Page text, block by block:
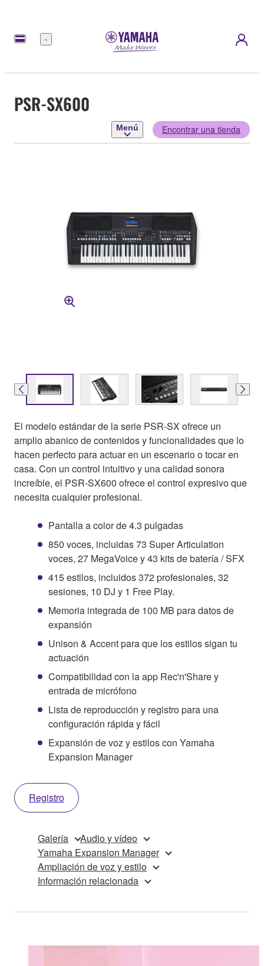
Menú
PSR-SX600
Menú Encontrar una tienda
El modelo estándar de la serie PSR-SX ofrece un
amplio abanico de contenidos y funcionalidades que lo
hacen perfecto para actuar en un escenario o tocar en
casa. Con un control intuitivo y una calidad sonora
increíble, el PSR-SX600 ofrece el control expresivo que
necesita cualquier profesional.
Pantalla a color de 4.3 pulgadas
850 voces, incluidas 73 Super Articulation
voces, 27 MegaVoice y 43 kits de batería / SFX
415 estilos, incluidos 372 profesionales, 32
sesiones, 10 DJ y 1 Free Play.
Memoria integrada de 100 MB para datos de
expansión
Unison & Accent para que los estilos sigan tu
actuación
Compatibilidad con la app Rec'n'Share y
entrada de micrófono
Lista de reproducción y registro para una
configuración rápida y fácil
Expansión de voz y estilos con Yamaha
Expansion Manager
Registro
Galería
Audio y vídeo
Yamaha Expansion Manager
Ampliación de voz y estilo
Información relacionada